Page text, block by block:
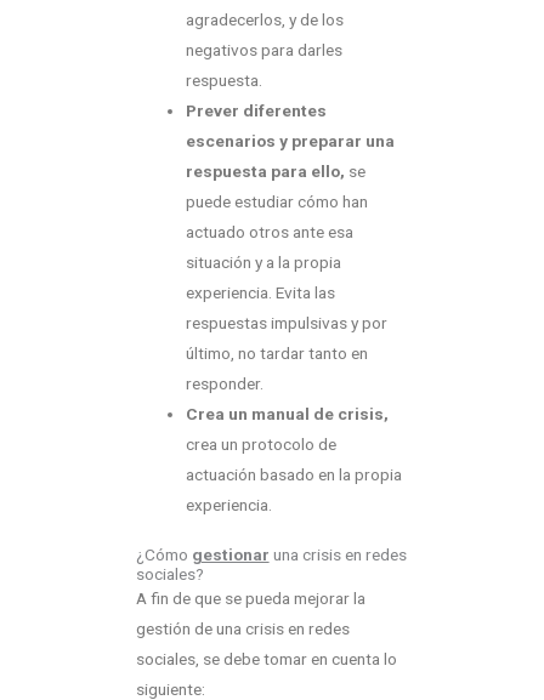
agradecerlos, y de los
negativos para darles
respuesta.
Prever diferentes
escenarios y preparar una
respuesta para ello, se
puede estudiar cómo han
actuado otros ante esa
situación y a la propia
experiencia. Evita las
respuestas impulsivas y por
último, no tardar tanto en
responder.
Crea un manual de crisis,
crea un protocolo de
actuación basado en la propia
experiencia.
¿Cómo gestionar una crisis en redes
sociales?
A fin de que se pueda mejorar la
gestión de una crisis en redes
sociales, se debe tomar en cuenta lo
siguiente: